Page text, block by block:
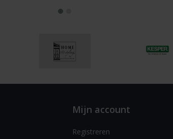
Mijn account
Registreren